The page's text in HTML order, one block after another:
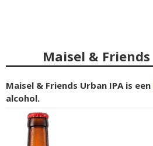
Maisel &
Maisel & Friends Urban IPA is een
alcohol.